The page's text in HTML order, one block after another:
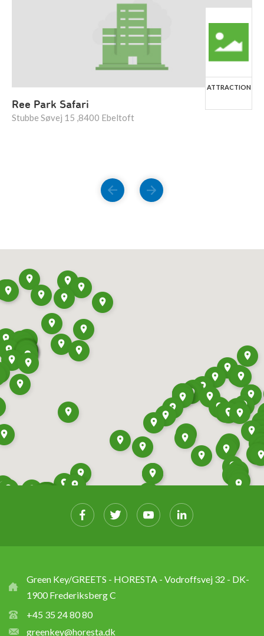
Ree Park Safari
Stubbe Søvej 15 ,8400 Ebeltoft
ATTRACTION
FORRIGE NÆSTE
Green Key/GREETS - HORESTA - Vodroffsvej 32 - DK-
1900 Frederiksberg C
+45 35 24 80 80
greenkey@horesta.dk